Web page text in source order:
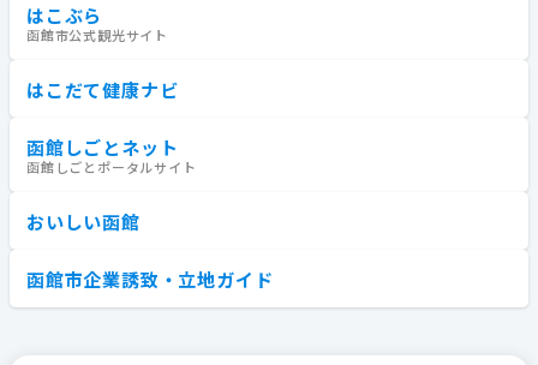
はこぶら
函館市公式観光サイト
はこだて健康ナビ
函館しごとネット
函館しごとポータルサイト
おいしい函館
函館市企業誘致・立地ガイド